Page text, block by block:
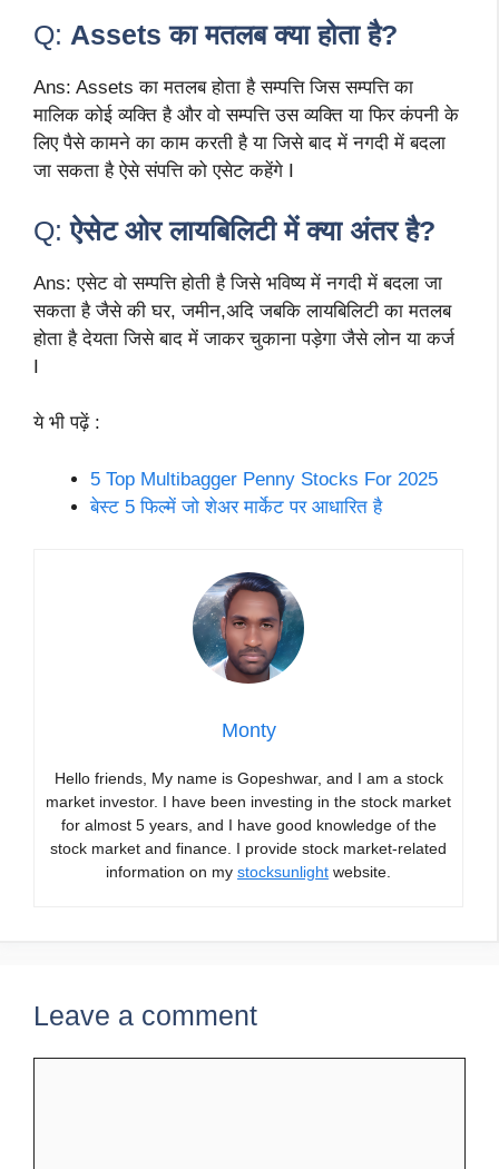
Q: Assets का मतलब क्या होता है?
Ans: Assets का मतलब होता है सम्पत्ति जिस सम्पत्ति का
मालिक कोई व्यक्ति है और वो सम्पत्ति उस व्यक्ति या फिर कंपनी के
लिए पैसे कामने का काम करती है या जिसे बाद में नगदी में बदला
जा सकता है ऐसे संपत्ति को एसेट कहेंगे I
Q:ऐसेट ओर लायबिलिटी में क्या अंतर है?
Ans: एसेट वो सम्पत्ति होती है जिसे भविष्य में नगदी में बदला जा
सकता है जैसे की घर, जमीन,अदि जबकि लायबिलिटी का मतलब
होता है देयता जिसे बाद में जाकर चुकाना पड़ेगा जैसे लोन या कर्ज
I
ये भी पढ़ें :
5 Top Multibagger Penny Stocks For 2025
बेस्ट 5 फिल्में जो शेअर मार्केट पर आधारित है
Monty
Hello friends, My name is Gopeshwar, and I am a stock
market investor. I have been investing in the stock market
for almost 5 years, and I have good knowledge of the
stock market and finance. I provide stock market-related
information on my stocksunlight website.
Leave a comment